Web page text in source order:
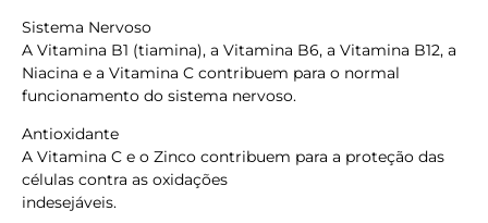
Sistema Nervoso
A Vitamina B1 (tiamina), a Vitamina B6, a Vitamina B12, a
Niacina e a Vitamina C contribuem para o normal
funcionamento do sistema nervoso.
Antioxidante
A Vitamina C e o Zinco contribuem para a proteção das
células contra as oxidações
indesejáveis.